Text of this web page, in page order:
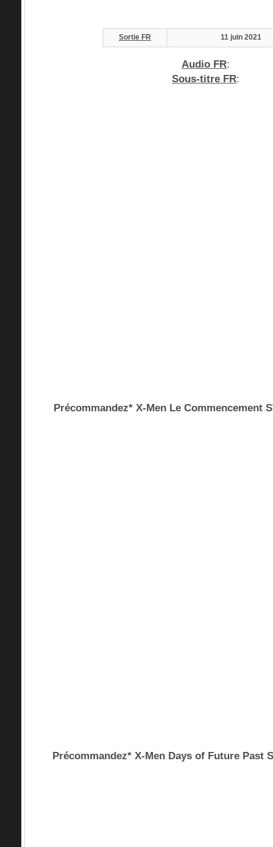
Sortie FR 11 juin 2021
Audio FR:
Sous-titre FR:
Précommandez* X-Men Le Commencement
Précommandez* X-Men Days of Future Past